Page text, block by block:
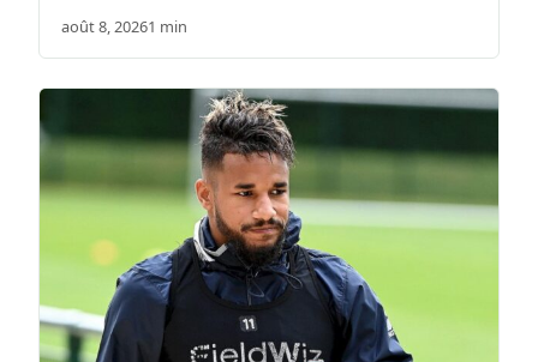
août 8, 20261 min